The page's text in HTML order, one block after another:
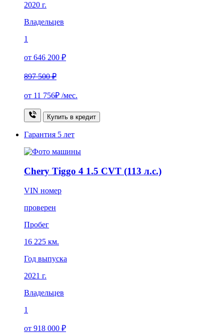
2020 г.
Владельцев
1
от 646 200 ₽
897 500 ₽
от 11 756₽ /мес.
Купить в кредит
Гарантия 5 лет
Chery Tiggo 4 1.5 CVT (113 л.с.)
VIN номер
проверен
Пробег
16 225 км.
Год выпуска
2021 г.
Владельцев
1
от 918 000 ₽